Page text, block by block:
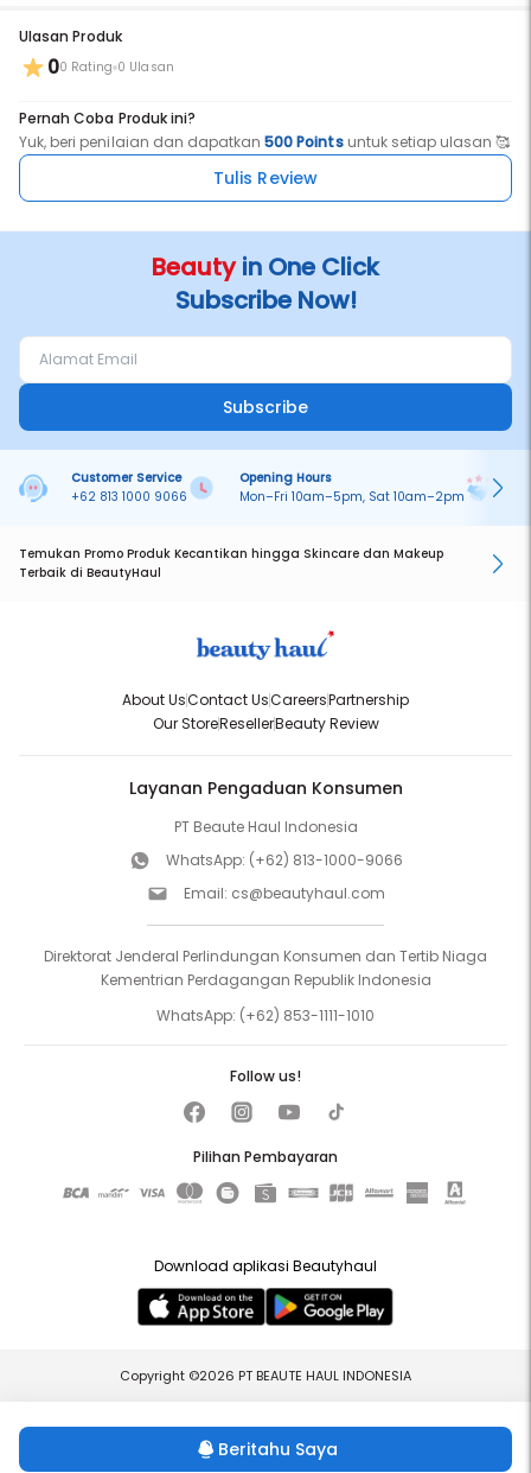
Ulasan Produk
00 Rating 0 Ulasan
Pernah Coba Produk ini?
Yuk, beri penilaian dan dapatkan500 Pointsuntuk setiap ulasan 🥰
Tulis Review
Beritahu Saya
Beautyin One Click
Subscribe Now!
Subscribe
Customer Service
+62 813 1000 9066
Opening Hours
Mon–Fri 10am–5pm, Sat 10am–2pm
Temukan Promo Produk Kecantikan hingga Skincare dan Makeup
Terbaik di BeautyHaul
About UsContact UsCareersPartnership
Our StoreResellerBeauty Review
Layanan Pengaduan Konsumen
PT Beaute Haul Indonesia
WhatsApp: (+62) 813-1000-9066
Email: cs@beautyhaul.com
Direktorat Jenderal Perlindungan Konsumen dan Tertib Niaga
Kementrian Perdagangan Republik Indonesia
WhatsApp: (+62) 853-1111-1010
Pilihan Pembayaran
Follow us!
Download aplikasi Beautyhaul
Copyright ©2026 PT BEAUTE HAUL INDONESIA